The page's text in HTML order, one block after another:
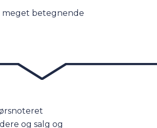
meget betegnende
og salg og